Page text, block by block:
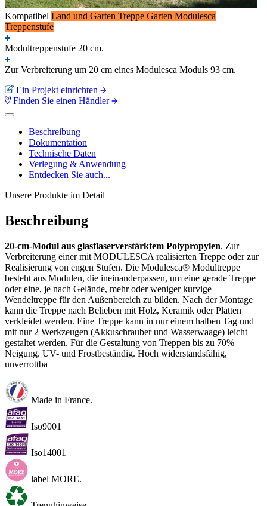
Kompatibel Land und Garten Treppe Garten Modulesca
Treppenstufe
Modultreppenstufe 20 cm.
Zur Verbreiterung um 20 cm eines Modulesca Moduls 93 cm.
Ein Projekt einrichten
Finden Sie einen Händler
Beschreibung
Dokumentation
Technische Daten
Verlegung & Anwendung
Entdecken Sie auch...
Unsere Produkte im Detail
Beschreibung
20-cm-Modul aus glasflaserverstärktem Polypropylen. Zur
Verbreiterung einer mit MODULESCA realisierten Treppe oder zur
Realisierung von engen Stufen. Die Modulesca® Modultreppe
besteht aus Modulen, die ineinanderpassen, um eine gerade Treppe
oder eine, je nach Gelände, mehr oder weniger kurvige
Wendeltreppe für den Außenbereich zu bilden. Nach der Montage
kann die Treppe nach Belieben mit Holz, Keramik oder Platten
verkleidet werden. Eine Treppe kann in nur einem halben Tag und
mit nur 2 Werkzeugen (Akkuschrauber und Wasserwaage) leicht
gestaltet werden. Für die Gestaltung von Treppen bis zu 70%
Neigung. UV- und Frostbeständig. Hoch widerstandsfähig,
unverrottba
Made in France.
Iso9001
Iso14001
label MORE.